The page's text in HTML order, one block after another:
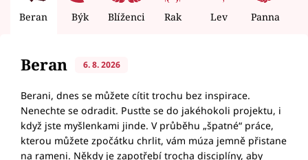
Beran Býk Blíženci Rak Lev Panna
Beran 6. 8. 2026
Berani, dnes se můžete cítit trochu bez inspirace.
Nenechte se odradit. Pusťte se do jakéhokoli projektu, i
když jste myšlenkami jinde. V průběhu „špatné“ práce,
kterou můžete zpočátku chrlit, vám múza jemně přistane
na rameni. Někdy je zapotřebí trocha disciplíny, aby